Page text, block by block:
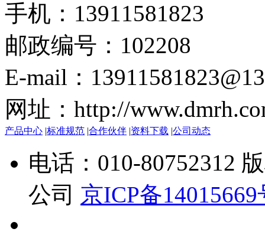
手机：13911581823
邮政编号：102208
E-mail：
网址：http://
产品中心 |标准规范 |合作伙伴 |资料下载 |公司动态
电话：010-80752312
公司 京ICP备14015669